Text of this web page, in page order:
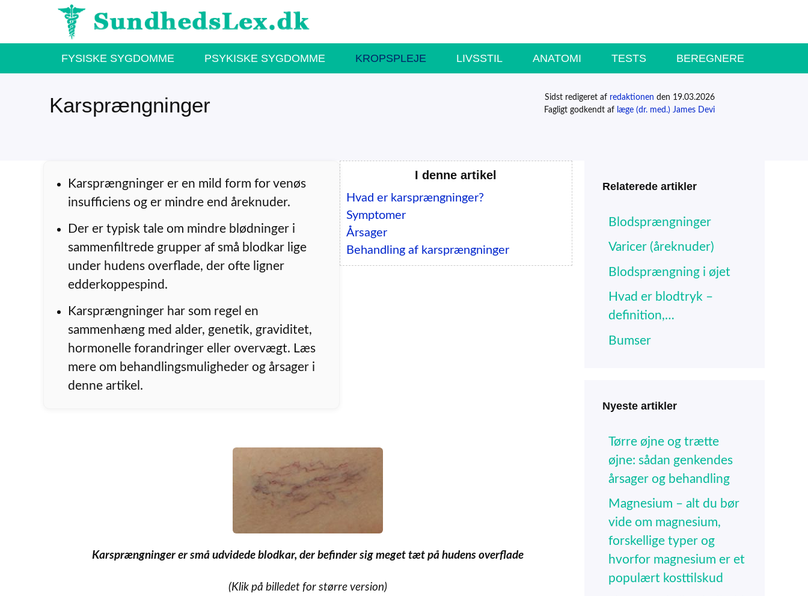
indhold
FYSISKE SYGDOMME PSYKISKE SYGDOMME KROPSPLEJE LIVSSTIL ANATOMI TESTS BEREGNERE
Karsprængninger Sidst redigeret af redaktionen den 19.03.2026
Fagligt godkendt af læge (dr. med.) James Devi
Karsprængninger er en mild form for venøs
insufficiens og er mindre end åreknuder.
Der er typisk tale om mindre blødninger i
sammenfiltrede grupper af små blodkar lige
under hudens overflade, der ofte ligner
edderkoppespind.
Karsprængninger har som regel en
sammenhæng med alder, genetik, graviditet,
hormonelle forandringer eller overvægt. Læs
mere om behandlingsmuligheder og årsager i
denne artikel.
I denne artikel
Hvad er karsprængninger?
Symptomer
Årsager
Behandling af karsprængninger
Karsprængninger er små udvidede blodkar, der befinder sig meget tæt på hudens overflade
(Klik på billedet for større version)
Relaterede artikler
Blodsprængninger
Varicer (åreknuder)
Blodsprængning i øjet
Hvad er blodtryk –
definition,…
Bumser
Nyeste artikler
Tørre øjne og trætte
øjne: sådan genkendes
årsager og behandling
Magnesium – alt du bør
vide om magnesium,
forskellige typer og
hvorfor magnesium er et
populært kosttilskud